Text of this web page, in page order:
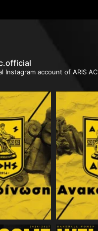
Instagram account of ARIS AC|